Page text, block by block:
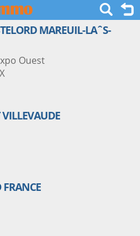
MAREUIL-LAˆS-
Ouest